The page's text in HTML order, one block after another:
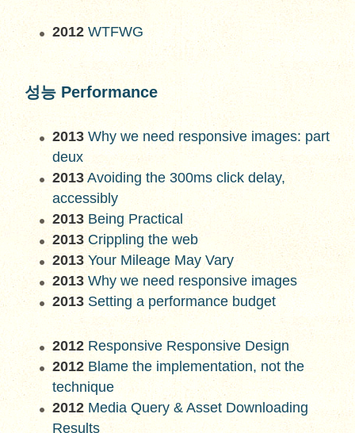
2012 WTFWG
성능 Performance
2013 Why we need responsive images: part
deux
2013 Avoiding the 300ms click delay,
accessibly
2013 Being Practical
2013 Crippling the web
2013 Your Mileage May Vary
2013 Why we need responsive images
2013 Setting a performance budget
2012 Responsive Responsive Design
2012 Blame the implementation, not the
technique
2012 Media Query & Asset Downloading
Results